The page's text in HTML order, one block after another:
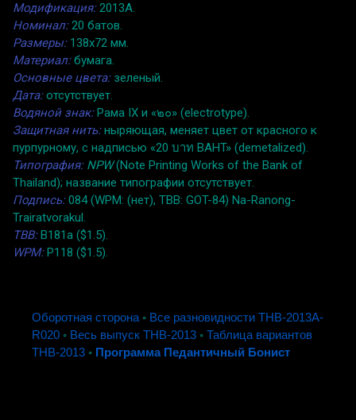
Модификация:2013A.
Номинал:20 батов.
Размеры:138x72 мм.
Материал:бумага.
Основные цвета:зеленый.
Дата:отсутствует.
Водяной знак:Рама IX и «๒๐» (electrotype).
Защитная нить:ныряющая, меняет цвет от красного к
пурпурному, с надписью «20 บาท BAHT» (demetalized).
Типография: NPW(Note Printing Works of the Bank of
Thailand); название типографии отсутствует.
Подпись:084 (WPM: (нет), TBB: GOT-84) Na-Ranong-
Trairatvorakul.
TBB:B181a ($1.5).
WPM:P118 ($1.5).
Оборотная сторона◦ Все разновидности THB-2013A-
R020 ◦ Весь выпуск THB-2013 ◦ Таблица вариантов
THB-2013 ◦ Программа Педантичный Бонист